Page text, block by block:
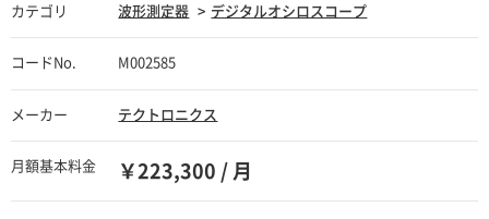
カテゴリ 波形測定器 デジタルオシロスコープ
コードNo. M002585
メーカー テクトロニクス
月額基本料金 ￥223,300 / 月